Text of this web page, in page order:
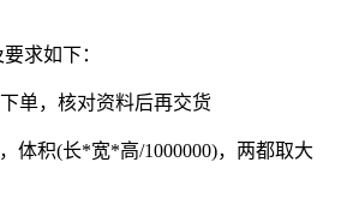
求如下：
单，核对资料后再交货
体积(长*宽*高/1000000)，两都取大